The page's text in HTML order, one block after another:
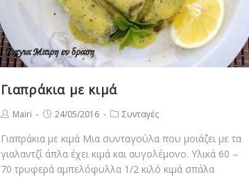
Γιαπράκια με κιμά
PostMairi
Post24/05/2016
PostΣυνταγές
Γιαπράκια με κιμά Μια συνταγούλα που μοιάζει με τα
γιαλαντζί άπλα έχει κιμά και αυγολέμονο. Υλικά 60 –
70 τρυφερά αμπελόφυλλα 1/2 κιλό κιμά σπάλα